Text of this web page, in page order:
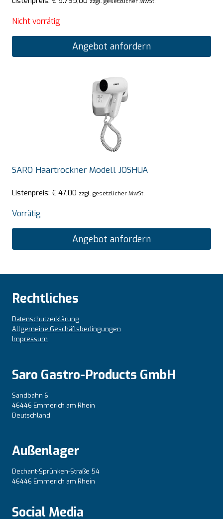
Nicht vorrätig
Angebot anfordern
SARO Haartrockner Modell JOSHUA
Listenpreis: € 47,00 zzgl. gesetzlicher MwSt.
Vorrätig
Angebot anfordern
Rechtliches
Datenschutzerklärung
Allgemeine Geschäftsbedingungen
Impressum
Saro Gastro-Products GmbH
Sandbahn 6
46446 Emmerich am Rhein
Deutschland
Außenlager
Dechant-Sprünken-Straße 54
46446 Emmerich am Rhein
Social Media